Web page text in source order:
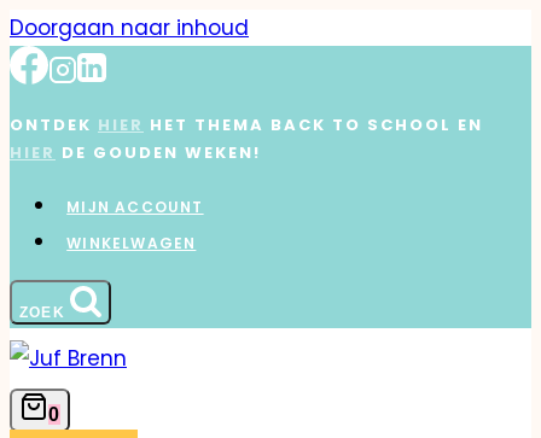
Doorgaan naar inhoud
ONTDEK HIER HET THEMA BACK TO SCHOOL EN
HIER DE GOUDEN WEKEN!
MIJN ACCOUNT
WINKELWAGEN
ZOEK
0